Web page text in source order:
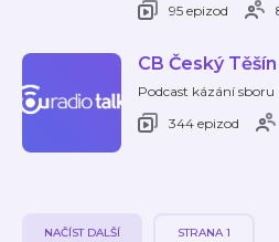
95 epizod
CB Český Těšín
Podcast kázání sboru
344 epizod
NAČÍST DALŠÍ STRANA 1